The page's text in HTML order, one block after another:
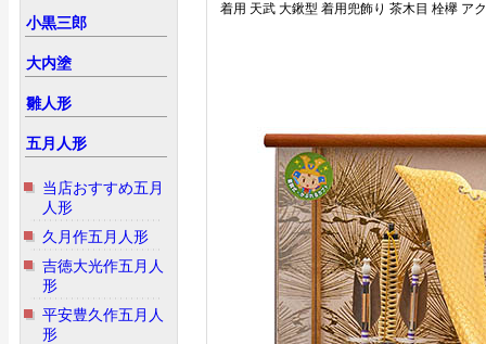
小黒三郎
大内塗
雛人形
五月人形
当店おすすめ五月
人形
久月作五月人形
吉徳大光作五月人
形
平安豊久作五月人
形
着用 天武 大鍬型 着用兜飾り 茶木目 栓欅 ア